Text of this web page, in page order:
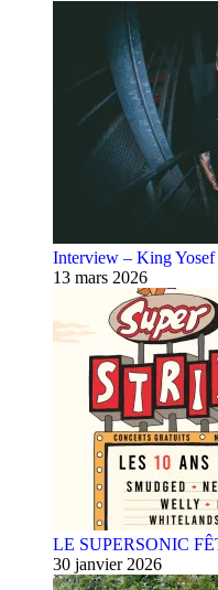
Interview – King Yosef
13 mars 2026
LE SUPERSONIC
30 janvier 2026